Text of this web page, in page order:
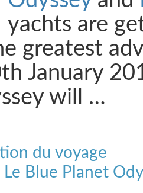
yachts are
greatest
January
will …
du voyage
Le Blue Planet